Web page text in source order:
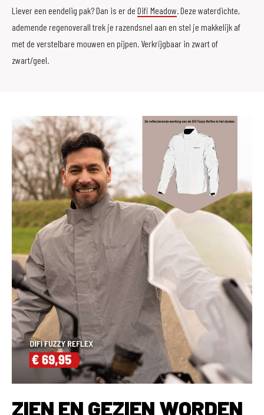
Liever een eendelig pak? Dan is er de Difi Meadow . Deze waterdichte,
ademende regenoverall trek je razendsnel aan en stel je makkelijk af
met de verstelbare mouwen en pijpen. Verkrijgbaar in zwart of
zwart/geel.
ZIEN EN GEZIEN WORDEN